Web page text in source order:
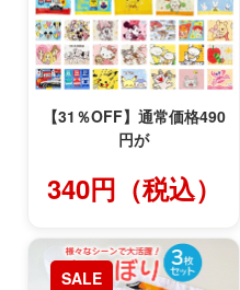
【31％OFF】通常価格490
円が
340円（税込）
SALE